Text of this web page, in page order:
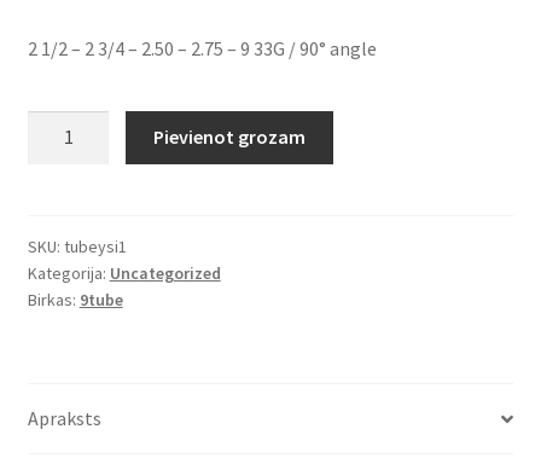
2 1/2 – 2 3/4 – 2.50 – 2.75 – 9 33G / 90° angle
3/4
-
2.50
9
Pievienot grozam
SKU: tubeysi1
Kategorija: Uncategorized
Birkas: 9tube
Apraksts